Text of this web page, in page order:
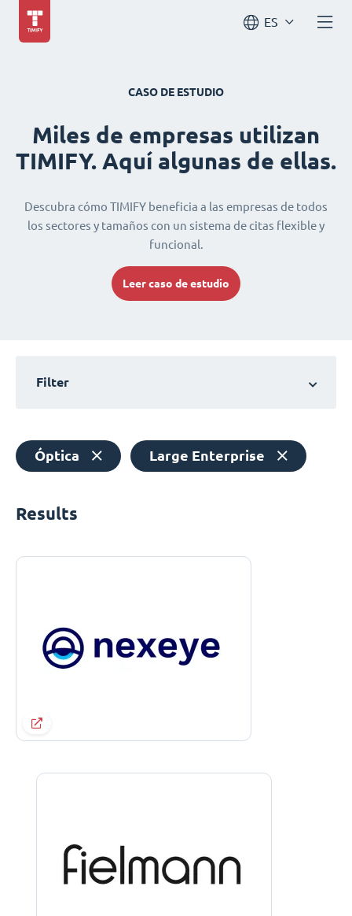
ES
CASO DE ESTUDIO
Miles de empresas utilizan
TIMIFY. Aquí algunas de ellas.
Descubra cómo TIMIFY beneficia a las empresas de todos
los sectores y tamaños con un sistema de citas flexible y
funcional.
Leer caso de estudio
Filter
Óptica Large Enterprise
Results